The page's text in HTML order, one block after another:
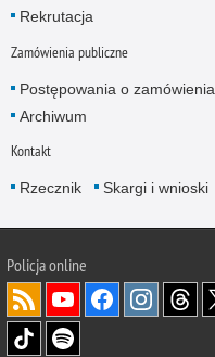
Rekrutacja
Zamówienia publiczne
Postępowania o zamówienia
Archiwum
Kontakt
Rzecznik Skargi i wnioski
Policjaonline